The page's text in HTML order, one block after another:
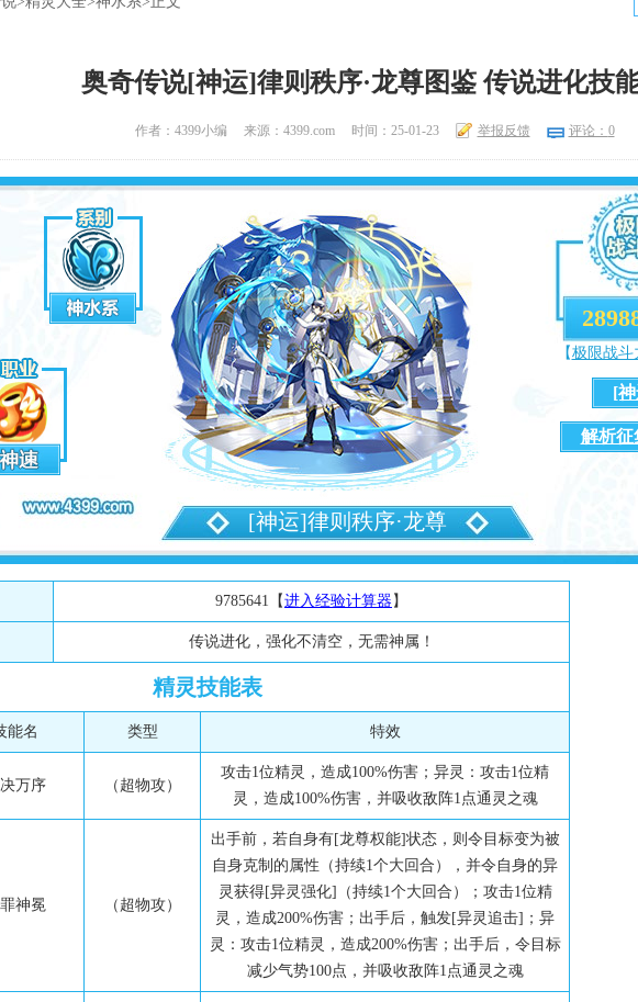
奥奇传说[神运]律则秩序·龙尊图鉴 传说进化技
作者：4399小编 来源：4399.com 时间：25-01-23 举报反馈 评论： 0
[神运]律则秩序·龙尊
【极限战斗
[
解析征
9785641【进入经验计算器 】
传说进化，强化不清空，无需神属！
精灵技能表
能名 类型 特效
万序 （超物攻）
攻击1位精灵，造成100%伤害；异灵：攻击1位精
灵，造成100%伤害，并吸收敌阵1点通灵之魂
神冕 （超物攻）
出手前，若自身有[龙尊权能]状态，则令目标变为被
自身克制的属性（持续1个大回合），并令自身的异
灵获得[异灵强化]（持续1个大回合）；攻击1位精
灵，造成200%伤害；出手后，触发[异灵追击]；异
灵：攻击1位精灵，造成200%伤害；出手后，令目标
减少气势100点，并吸收敌阵1点通灵之魂